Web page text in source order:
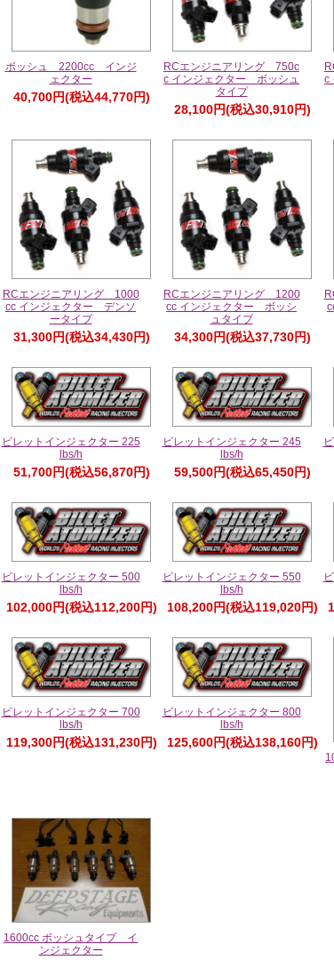
ボッシュ 2200cc インジ
ェクター
40,700円(税込44,770円)
RCエンジニアリング 750c
c インジェクター ボッシュ
タイプ
28,100円(税込30,910円)
c
RCエンジニアリング 1000
cc インジェクター デンソ
ータイプ
31,300円(税込34,430円)
RCエンジニアリング 1200
cc インジェクター ボッシ
ュタイプ
34,300円(税込37,730円)
ビレットインジェクター 225
lbs/h
51,700円(税込56,870円)
ビレットインジェクター 245
lbs/h
59,500円(税込65,450円)
ビレットインジェクター 500
lbs/h
102,000円(税込112,200円)
ビレットインジェクター 550
lbs/h
108,200円(税込119,020円)
ビレットインジェクター 700
lbs/h
119,300円(税込131,230円)
ビレットインジェクター 800
lbs/h
125,600円(税込138,160円)
1600cc ボッシュタイプ イ
ンジェクター